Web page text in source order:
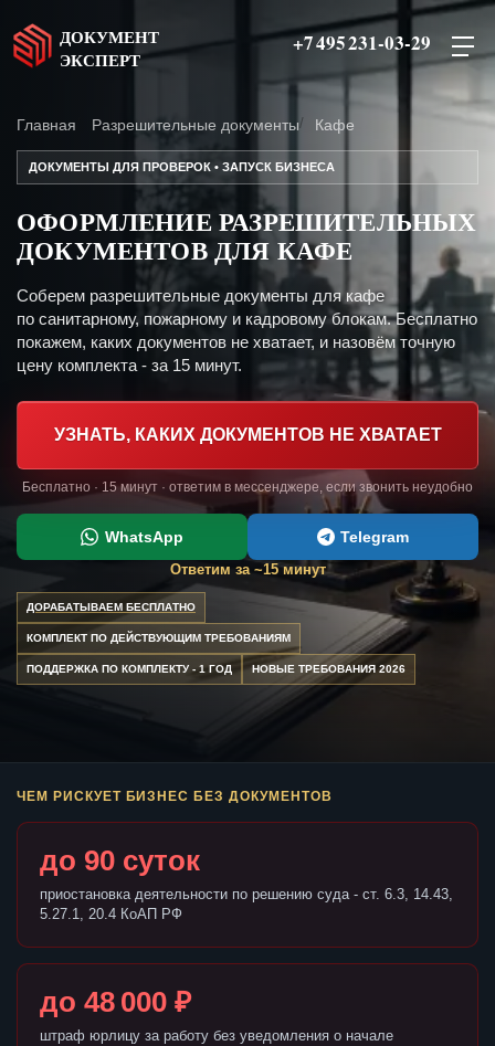
ДОКУМЕНТ
ЭКСПЕРТ
+7 495 231-03-29
Главная Разрешительные документы Кафе
ДОКУМЕНТЫ ДЛЯ ПРОВЕРОК • ЗАПУСК БИЗНЕСА
ОФОРМЛЕНИЕ РАЗРЕШИТЕЛЬНЫХ
ДОКУМЕНТОВ ДЛЯ КАФЕ
Соберем разрешительные документы для кафе
по санитарному, пожарному и кадровому блокам. Бесплатно
покажем, каких документов не хватает, и назовём точную
цену комплекта - за 15 минут.
УЗНАТЬ, КАКИХ ДОКУМЕНТОВ НЕ ХВАТАЕТ
Бесплатно · 15 минут · ответим в мессенджере, если звонить неудобно
WhatsApp Telegram
Ответим за ~15 минут
ДОРАБАТЫВАЕМ БЕСПЛАТНО
КОМПЛЕКТ ПО ДЕЙСТВУЮЩИМ ТРЕБОВАНИЯМ
ПОДДЕРЖКА ПО КОМПЛЕКТУ - 1 ГОД НОВЫЕ ТРЕБОВАНИЯ 2026
ЧЕМ РИСКУЕТ БИЗНЕС БЕЗ ДОКУМЕНТОВ
до 90 суток
приостановка деятельности по решению суда - ст. 6.3, 14.43,
5.27.1, 20.4 КоАП РФ
до 48 000 ₽
штраф юрлицу за работу без уведомления о начале